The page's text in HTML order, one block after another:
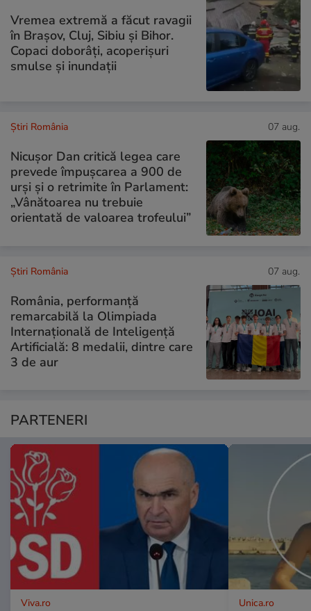
Vremea extremă a făcut ravagii
în Brașov, Cluj, Sibiu și Bihor.
Copaci doborâți, acoperișuri
smulse și inundații
Știri România 07 aug.
Nicușor Dan critică legea care
prevede împușcarea a 900 de
urși și o retrimite în Parlament:
„Vânătoarea nu trebuie
orientată de valoarea trofeului”
Știri România 07 aug.
România, performanță
remarcabilă la Olimpiada
Internațională de Inteligență
Artificială: 8 medalii, dintre care
3 de aur
PARTENERI
Viva.ro
Unica.ro